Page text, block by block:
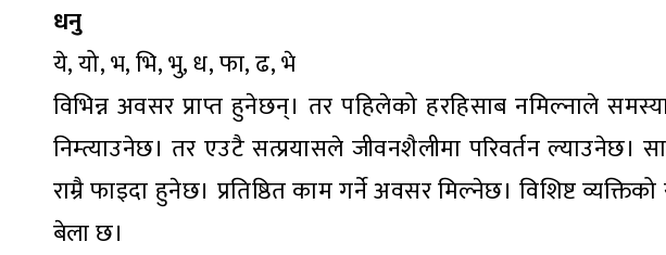
धनु
ये, यो, भ, भि, भु, ध, फा, ढ, भे
विभिन्न अवसर प्राप्त हुनेछन्। तर पहिलेको हरहिसाब नमिल्नाले
निम्त्याउनेछ। तर एउटै सत्प्रयासले जीवनशैलीमा परिवर्तन ल्याउनेछ।
राम्रै फाइदा हुनेछ। प्रतिष्ठित काम गर्ने अवसर मिल्नेछ। विशिष्ट
बेला छ।